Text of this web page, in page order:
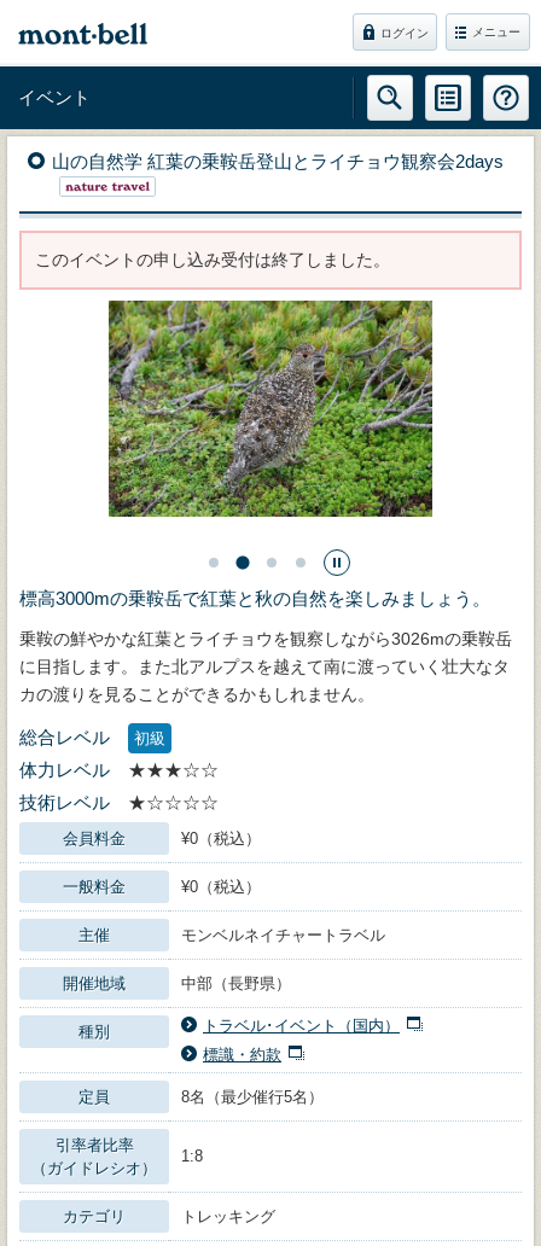
ログイン メニュー
イベント
山の自然学 紅葉の乗鞍岳登山とライチョウ観察会2days
このイベントの申し込み受付は終了しました。
標高3000mの乗鞍岳で紅葉と秋の自然を楽しみましょう。
乗鞍の鮮やかな紅葉とライチョウを観察しながら3026mの乗鞍岳
に目指します。また北アルプスを越えて南に渡っていく壮大なタ
カの渡りを見ることができるかもしれません。
総合レベル 初級
体力レベル
★★★☆☆
技術レベル
★☆☆☆☆
会員料金 ¥0（税込）
一般料金 ¥0（税込）
主催 モンベルネイチャートラベル
開催地域 中部（長野県）
種別
トラベル･イベント（国内）
標識・約款
定員 8名（最少催行5名）
引率者比率
（ガイドレシオ）
1:8
カテゴリ トレッキング